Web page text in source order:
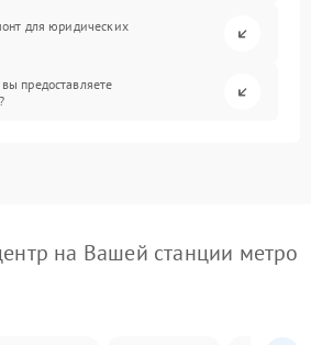
для юридических
предоставляете
на Вашей станции метро